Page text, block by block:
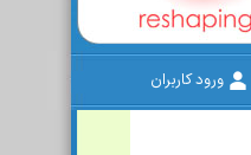
ورود کاربران